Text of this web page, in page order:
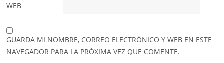
WEB
GUARDA MI NOMBRE, CORREO ELECTRÓNICO Y WEB EN ESTE
NAVEGADOR PARA LA PRÓXIMA VEZ QUE COMENTE.